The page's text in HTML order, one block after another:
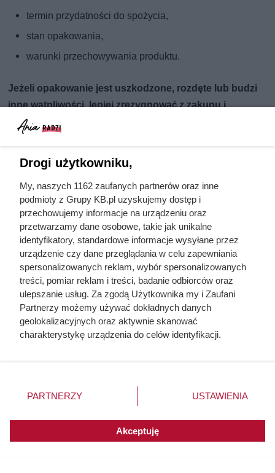
termin przydatności do spożycia,
stan opakowania,
warunki przechowywania produktu.
Jeżeli opakowanie jest uszkodzone, rozdęte lub budzi
inne wątpliwości, lepiej zrezygnować z zakupu i
poinformować o tym obsługę sklepu.
Drogi użytkowniku,
My, naszych 1162 zaufanych partnerów oraz inne
podmioty z Grupy KB.pl uzyskujemy dostęp i
przechowujemy informacje na urządzeniu oraz
przetwarzamy dane osobowe, takie jak unikalne
identyfikatory, standardowe informacje wysyłane przez
urządzenie czy dane przeglądania w celu zapewniania
spersonalizowanych reklam, wybór spersonalizowanych
treści, pomiar reklam i treści, badanie odbiorców oraz
ulepszanie usług. Za zgodą Użytkownika my i Zaufani
Partnerzy możemy używać dokładnych danych
geolokalizacyjnych oraz aktywnie skanować
charakterystykę urządzenia do celów identyfikacji.
zmienić/wycofać klikając przycisk ustawień prywatności
znajdujący się w lewym dolnym rogu strony. Niektóre
użytkownika, ale masz prawo sprzeciwić się takiemu
przetwarzaniu. Preferencje będą miały zastosowania do
PARTNERZY USTAWIENIA
Akceptuję